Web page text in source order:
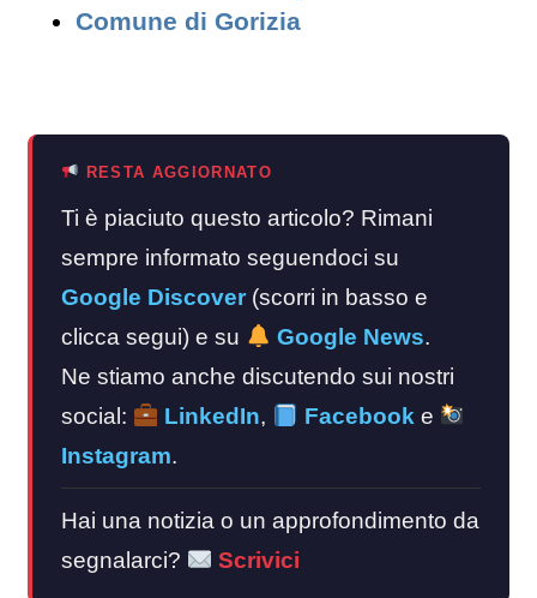
Comune di Gorizia
RESTA AGGIORNATO
Ti è piaciuto questo articolo? Rimani
sempre informato seguendoci su
Google Discover (scorri in basso e
clicca segui) e su
Google News.
Ne stiamo anche discutendo sui nostri
social:
LinkedIn, Facebook e
Instagram.
Hai una notizia o un approfondimento da
segnalarci?
Scrivici